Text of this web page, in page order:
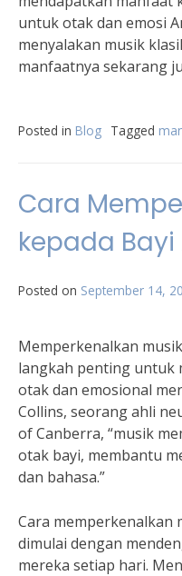
untuk otak dan emosi
menyalakan musik
manfaatnya sekarang
Posted in Blog Tagged
Cara
kepada
Posted on September 14,
Memperkenalkan
langkah penting untuk
otak dan emosional
Collins, seorang ahli
of Canberra, “musik
otak bayi, membantu
dan bahasa.”
Cara memperkenalkan
dimulai dengan
mereka setiap hari.